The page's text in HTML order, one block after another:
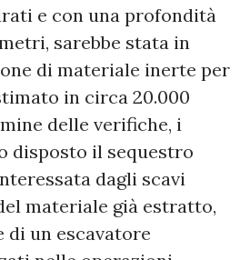
e con una profondità
sarebbe stata in
di materiale inerte per
in circa 20.000
delle verifiche, i
disposto il sequestro
dagli scavi
materiale già estratto,
di un escavatore